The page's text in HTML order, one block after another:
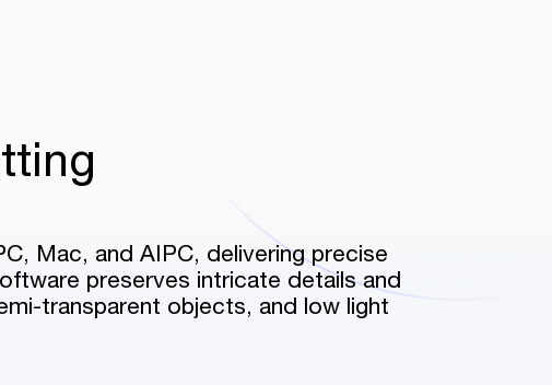
Mac, and AIPC, delivering precise
preserves intricate details and
transparent objects, and low light